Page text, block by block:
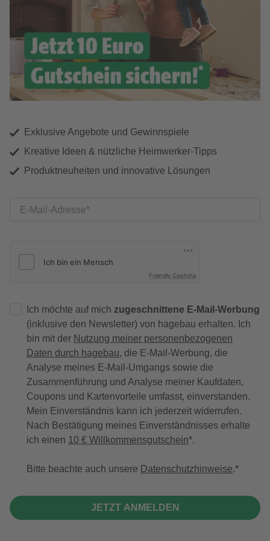
Exklusive Angebote und Gewinnspiele
Kreative Ideen & nützliche Heimwerker-Tipps
Produktneuheiten und innovative Lösungen
E-Mail-Adresse
Friendly Captcha
Ich möchte auf mich zugeschnittene E-Mail-Werbung
(inklusive den Newsletter) von hagebau erhalten. Ich
bin mit der Nutzung meiner personenbezogenen
Daten durch hagebau, die E-Mail-Werbung, die
Analyse meines E-Mail-Umgangs sowie die
Zusammenführung und Analyse meiner Kaufdaten,
Coupons und Kartenvorteile umfasst, einverstanden.
Mein Einverständnis kann ich jederzeit widerrufen.
Nach Bestätigung meines Einverständnisses erhalte
ich einen 10 € Willkommensgutschein*.
Bitte beachte auch unsere Datenschutzhinweise.
JETZT ANMELDEN